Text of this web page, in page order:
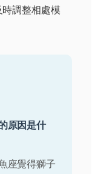
調整相處模
原因是什
座覺得獅子